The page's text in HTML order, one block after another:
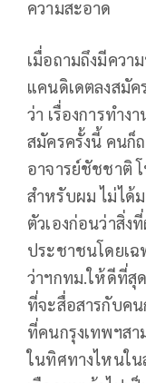
ความสะอาด
เมื่อถามถึงมีควา
แคนดิเดตลงสมั
ว่า เรื่องการทำง
สมัครครั้งนี้ คนก็
อาจารย์ชัชชาติ
สำหรับผม ไม่ได้
ตัวเองก่อนว่าสิ่ง
ประชาชนโดยเ
ว่าฯกทม.ให้ดีที่สุ
ที่จะสื่อสารกับคน
ที่คนกรุงเทพฯสา
ในทิศทางไหนใ